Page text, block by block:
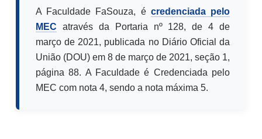
A Faculdade FaSouza, é credenciada pelo
MEC através da Portaria nº 128, de 4 de
março de 2021, publicada no Diário Oficial da
União (DOU) em 8 de março de 2021, seção 1,
página 88. A Faculdade é Credenciada pelo
MEC com nota 4, sendo a nota máxima 5.